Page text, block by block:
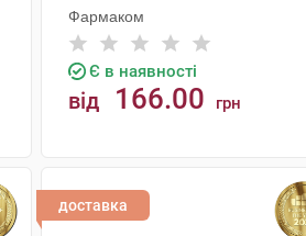
Фармаком
Є в наявності
від 166.00 грн
доставка